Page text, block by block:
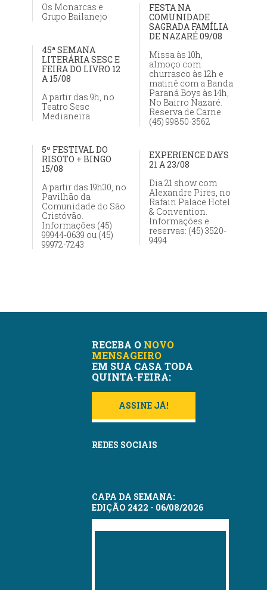
Os Monarcas e
Grupo Bailanejo
FESTA NA
COMUNIDADE
SAGRADA FAMÍLIA
DE NAZARÉ 09/08
Missa às 10h,
almoço com
churrasco às 12h e
matinê com a Banda
Paraná Boys às 14h,
No Bairro Nazaré.
Reserva de Carne
(45) 99850-3562
45ª SEMANA
LITERÁRIA SESC E
FEIRA DO LIVRO 12
A 15/08
A partir das 9h, no
Teatro Sesc
Medianeira
5º FESTIVAL DO
RISOTO + BINGO
15/08
A partir das 19h30, no
Pavilhão da
Comunidade do São
Cristóvão.
Informações (45)
99944-0639 ou (45)
99972-7243
EXPERIENCE DAYS
21 A 23/08
Dia 21 show com
Alexandre Pires, no
Rafain Palace Hotel
& Convention.
Informações e
reservas: (45) 3520-
9494
RECEBA O NOVO
MENSAGEIRO
EM SUA CASA TODA
QUINTA-FEIRA:
ASSINE JÁ!
REDES SOCIAIS
CAPA DA SEMANA:
EDIÇÃO 2422 - 06/08/2026